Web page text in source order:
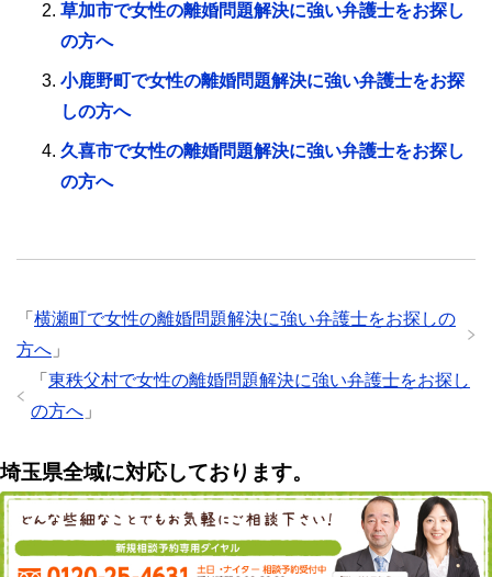
草加市で女性の離婚問題解決に強い弁護士をお探し
の方へ
小鹿野町で女性の離婚問題解決に強い弁護士をお探
しの方へ
久喜市で女性の離婚問題解決に強い弁護士をお探し
の方へ
「 横瀬町で女性の離婚問題解決に強い弁護士をお探しの
方へ 」
「 東秩父村で女性の離婚問題解決に強い弁護士をお探し
の方へ 」
埼玉県全域に対応しております。